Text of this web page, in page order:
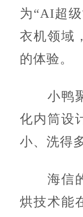
为“AI超
衣机领域
的体验。
小鸭聚
化内筒设
小、洗得
海信的
烘技术能